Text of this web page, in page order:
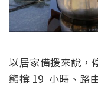
以居家備援來說，
態撐 19 小時、路